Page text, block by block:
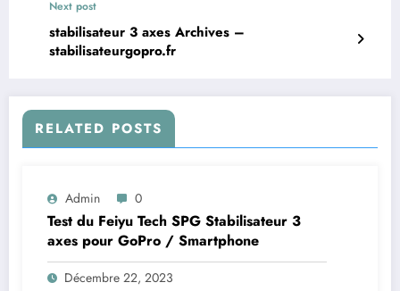
Next post
stabilisateur 3 axes Archives –
stabilisateurgopro.fr
RELATED POSTS
Admin 0
Test du Feiyu Tech SPG Stabilisateur 3
axes pour GoPro / Smartphone
Décembre 22, 2023